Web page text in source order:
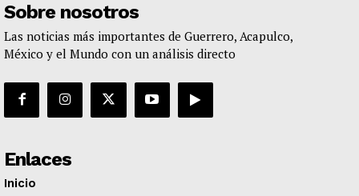
Sobre nosotros
Las noticias más importantes de Guerrero, Acapulco,
México y el Mundo con un análisis directo
Enlaces
Inicio